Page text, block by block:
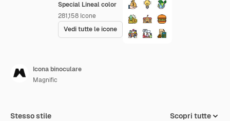
Special Lineal color
281,158 Icone
Vedi tutte le icone
Icona binoculare
Magnific
Stesso stile Scopri tutte